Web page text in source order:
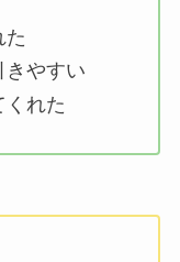
た
きやすい
くれた